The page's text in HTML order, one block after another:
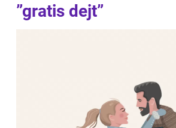
”gratis dejt”